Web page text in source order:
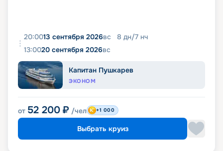
20:0013 сентября 2026вс 8 дн/7 нч
13:0020 сентября 2026вс
Капитан Пушкарев
ЭКОНОМ
от 52 200 ₽ /чел +1 000
Выбрать круиз